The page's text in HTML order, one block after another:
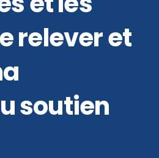
relever et
soutien